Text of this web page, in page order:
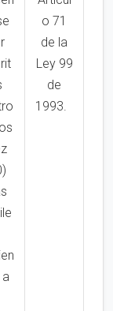
o 71
de la
Ley 99
de
1993.